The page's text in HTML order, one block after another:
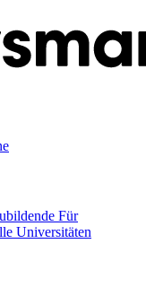
Für
Universitäten